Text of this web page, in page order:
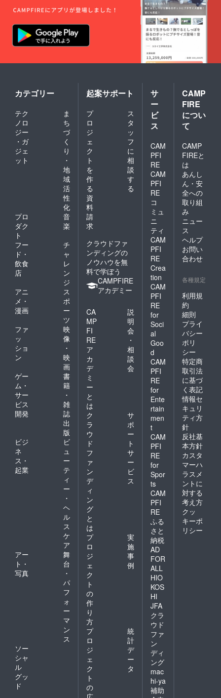
カテゴリー
テク
ノロ
ジー
・ガ
ジェ
ット
ま
ち
づ
く
り
・
地
域
活
性
化
プロ
ダク
ト
音
楽
フー
ド・
飲食
店
チ
ャ
レ
ン
ジ
アニ
メ・
漫画
ス
ポ
ー
ツ
ファ
ッ
ショ
ン
映
像
・
映
画
ゲー
ム・
サー
ビス
開発
書
籍
・
雑
誌
出
版
ビジ
ネ
ス・
起業
ビ
ュ
ー
テ
ィ
ー
・
ヘ
ル
ス
ケ
ア
アー
ト・
写真
舞
台
・
パ
フ
ォ
ー
マ
ン
ス
ソー
シャ
ル
グッ
ド
起案サポート
プ
ロ
ジ
ェ
ク
ト
を
作
る
ス
タ
ッ
フ
に
相
談
す
る
資
料
請
求
クラウドファ
ンディングの
ノウハウを無
料で学ぼう
CAMPFIRE
アカデミー
CA
MP
FI
RE
ア
カ
デ
ミ
ー
と
は
説
明
会
・
相
談
会
ク
ラ
ウ
ド
フ
ァ
ン
デ
ィ
ン
グ
と
は
サ
ポ
ー
ト
サ
ー
ビ
ス
プ
ロ
ジ
ェ
ク
ト
の
作
り
方
実
施
事
例
プ
ロ
ジ
ェ
ク
ト
の
統
計
デ
ー
タ
サ
ー
ビ
ス
CAM
PFI
RE
CAM
PFI
RE
コ
ミュ
ニ
ティ
CAM
PFI
RE
Crea
tion
CAM
PFI
RE
for
Soci
al
Goo
d
CAM
PFI
RE
for
Ente
rtain
men
t
CAM
PFI
RE
for
Spor
ts
CAM
PFI
RE
ふる
さと
納税
AD
FOR
ALL
HIO
KOS
HI
JFA
クラ
ウド
ファ
ン
ディ
ング
mac
hi-ya
補助
CAMP
FIRE
につい
て
CAMP
FIREと
は
あんし
ん・安
全への
取り組
み
ニュー
ス
ヘルプ
お問い
合わせ
各種規定
利用規
約
細則
プライ
バシー
ポリ
シー
特定商
取引法
に基づ
く表記
情報セ
キュリ
ティ方
針
反社基
本方針
カスタ
マーハ
ラスメ
ントに
対する
考え方
クッ
キーポ
リシー